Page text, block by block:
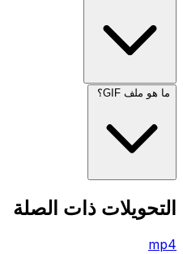
ما هو ملف GIF؟
التحويلات ذات الصلة
mp4